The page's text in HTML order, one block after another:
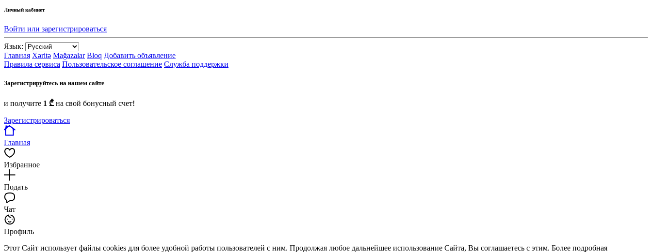
Личный кабинет
Войти или зарегистрироваться
Язык:
Главная Xəritə Mağazalar Bloq Добавить объявление
Правила сервиса Пользовательское соглашение Служба поддержки
Зарегистрируйтесь на нашем сайте
и получите 1 ₾ на свой бонусный счет!
Зарегистрироваться
Главная
Избранное
Подать
Чат
Профиль
Этот Сайт использует файлы cookies для более удобной работы пользователей с ним. Продолжая любое дальнейшее использование Сайта, Вы соглашаетесь с этим. Более подробная